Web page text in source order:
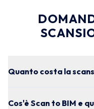
Quanto costa la
Cos'è Scan to BIM e